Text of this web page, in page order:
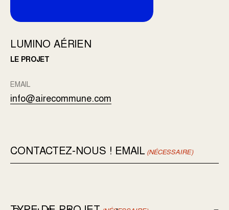
LUMINO AÉRIEN
LE PROJET
EMAIL
info@airecommune.com
CONTACTEZ-NOUS ! EMAIL (NÉCESSAIRE)